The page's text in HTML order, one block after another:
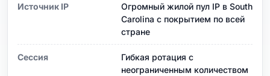
Источник IP
Огромный жилой пул IP в South
Carolina с покрытием по всей
стране
Сессия
Гибкая ротация с
неограниченным количеством